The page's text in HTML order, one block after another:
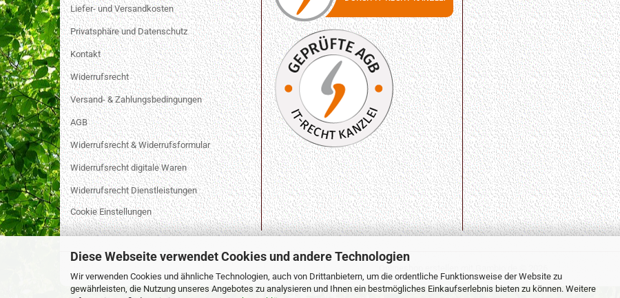
Diese Webseite verwendet Cookies und andere Technologien
Wir verwenden Cookies und ähnliche Technologien, auch von Drittanbietern, um die ordentliche Funktionsweise der Website zu
gewährleisten, die Nutzung unseres Angebotes zu analysieren und Ihnen ein bestmögliches Einkaufserlebnis bieten zu können. Weitere
Liefer- und Versandkosten
Privatsphäre und Datenschutz
Kontakt
Widerrufsrecht
Versand- & Zahlungsbedingungen
AGB
Widerrufsrecht & Widerrufsformular
Widerrufsrecht digitale Waren
Widerrufsrecht Dienstleistungen
Cookie Einstellungen